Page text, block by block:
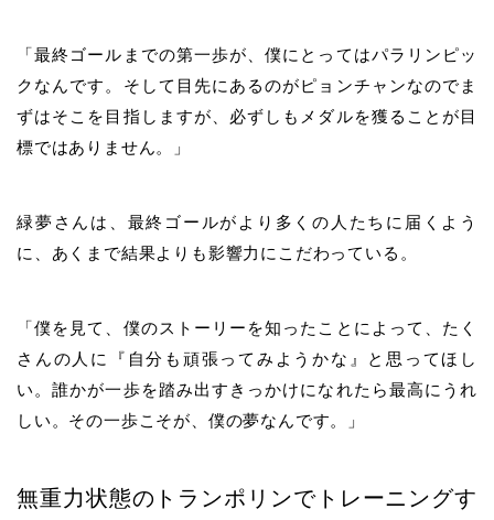
「最終ゴールまでの第一歩が、僕にとってはパラリンピッ
クなんです。そして目先にあるのがピョンチャンなのでま
ずはそこを目指しますが、必ずしもメダルを獲ることが目
標ではありません。」
緑夢さんは、最終ゴールがより多くの人たちに届くよう
に、あくまで結果よりも影響力にこだわっている。
「僕を見て、僕のストーリーを知ったことによって、たく
さんの人に『自分も頑張ってみようかな』と思ってほし
い。誰かが一歩を踏み出すきっかけになれたら最高にうれ
しい。その一歩こそが、僕の夢なんです。」
無重力状態のトランポリンでトレーニングす